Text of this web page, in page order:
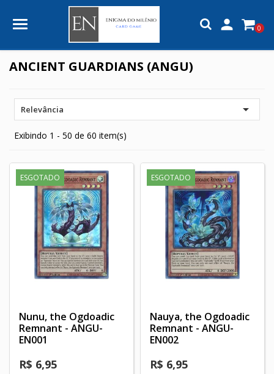
 0
ANCIENT GUARDIANS (ANGU)
Relevância 
Exibindo 1 - 50 de 60 item(s)
ESGOTADO
Nunu, the Ogdoadic
Remnant - ANGU-
EN001
R$ 6,95
ESGOTADO
Nauya, the Ogdoadic
Remnant - ANGU-
EN002
R$ 6,95